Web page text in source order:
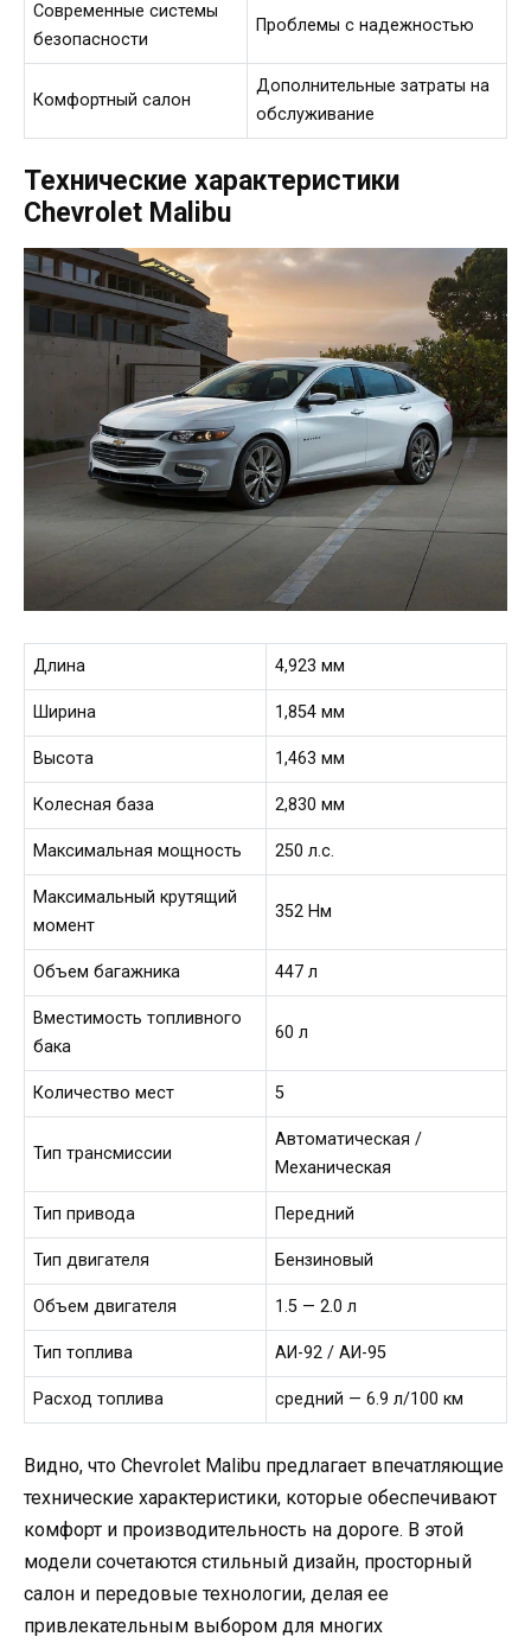
Современные системы
безопасности
Проблемы с надежностью
Комфортный салон
Дополнительные затраты на
обслуживание
Технические характеристики
Chevrolet Malibu
Длина 4,923 мм
Ширина 1,854 мм
Высота 1,463 мм
Колесная база 2,830 мм
Максимальная мощность 250 л.с.
Максимальный крутящий
момент
352 Нм
Объем багажника 447 л
Вместимость топливного
бака
60 л
Количество мест 5
Тип трансмиссии
Автоматическая /
Механическая
Тип привода Передний
Тип двигателя Бензиновый
Объем двигателя 1.5 — 2.0 л
Тип топлива АИ-92 / АИ-95
Расход топлива средний — 6.9 л/100 км
Видно, что Chevrolet Malibu предлагает впечатляющие
технические характеристики, которые обеспечивают
комфорт и производительность на дороге. В этой
модели сочетаются стильный дизайн, просторный
салон и передовые технологии, делая ее
привлекательным выбором для многих